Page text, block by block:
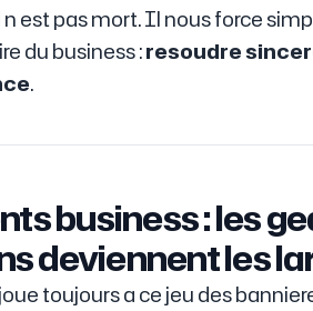
n est pas mort. Il nous force
du business :resoudre
.
business : les
deviennent les
toujours a ce jeu des